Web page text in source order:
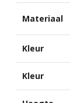
Materiaal
Kleur
Kleur